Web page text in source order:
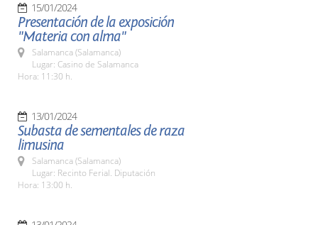
15/01/2024
Presentación de la exposición
"Materia con alma"
Salamanca (Salamanca)
Lugar: Casino de Salamanca
Hora: 11:30 h.
13/01/2024
Subasta de sementales de raza
limusina
Salamanca (Salamanca)
Lugar: Recinto Ferial. Diputación
Hora: 13:00 h.